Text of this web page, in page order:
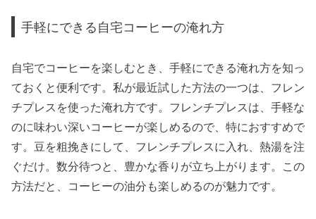
手軽にできる自宅コーヒーの淹れ方
自宅でコーヒーを楽しむとき、手軽にできる淹れ方を知っ
ておくと便利です。私が最近試した方法の一つは、フレン
チプレスを使った淹れ方です。フレンチプレスは、手軽な
のに味わい深いコーヒーが楽しめるので、特におすすめで
す。豆を粗挽きにして、フレンチプレスに入れ、熱湯を注
ぐだけ。数分待つと、豊かな香りが立ち上がります。この
方法だと、コーヒーの油分も楽しめるのが魅力です。